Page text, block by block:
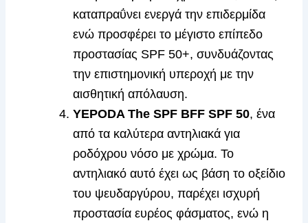
καταπραΰνει ενεργά την επιδερμίδα
ενώ προσφέρει το μέγιστο επίπεδο
προστασίας SPF 50+, συνδυάζοντας
την επιστημονική υπεροχή με την
αισθητική απόλαυση.
YEPODA The SPF BFF SPF 50, ένα
από τα καλύτερα αντηλιακά για
ροδόχρου νόσο με χρώμα. Το
αντηλιακό αυτό έχει ως βάση το οξείδιο
του ψευδαργύρου, παρέχει ισχυρή
προστασία ευρέος φάσματος, ενώ η